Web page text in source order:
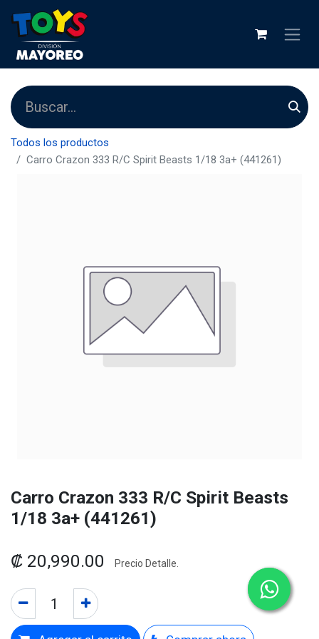
Todos los productos
Carro Crazon 333 R/C Spirit Beasts 1/18 3a+ (441261)
Carro Crazon 333 R/C Spirit Beasts
1/18 3a+ (441261)
₡ 20,990.00 Precio Detalle.